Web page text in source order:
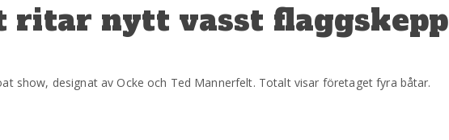
ritar nytt vasst flaggskepp
show, designat av Ocke och Ted Mannerfelt. Totalt visar företaget fyra båtar.